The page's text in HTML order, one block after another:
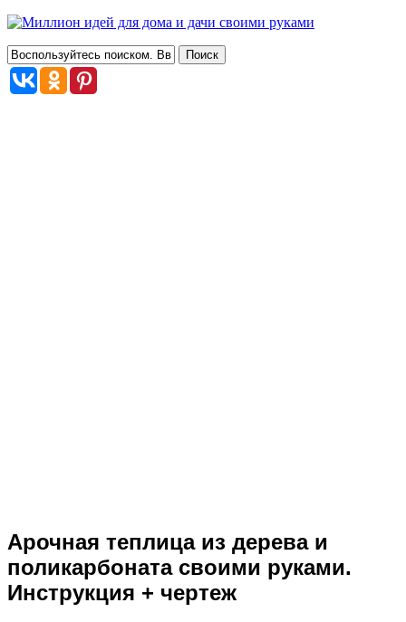
Арочная теплица из дерева и
поликарбоната своими руками.
Инструкция + чертеж